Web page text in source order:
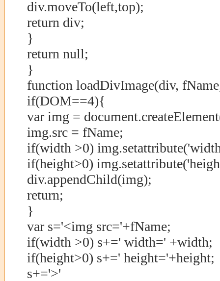
div.moveTo(left,top);
return div;
}
return null;
}
function loadDivImage(div,
if(DOM==4){
var img =
img.src = fName;
if(width >0)
if(height>0)
div.appendChild(img);
return;
}
var s='<img src='+fName;
if(width >0) s+=' width=' +width;
if(height>0) s+=' height='+height;
s+='>'